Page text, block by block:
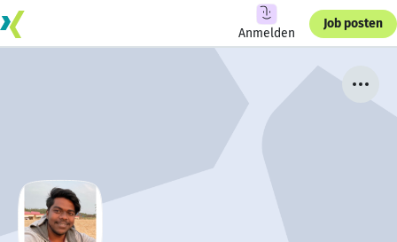
Anmelden
Job posten